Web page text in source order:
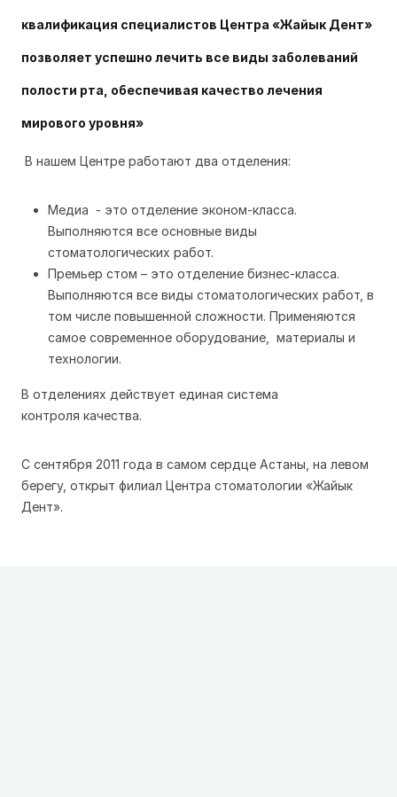
квалификация специалистов Центра «Жайык Дент»
позволяет успешно лечить все виды заболеваний
полости рта, обеспечивая качество лечения
мирового уровня»
В нашем Центре работают два отделения:
Медиа - это отделение эконом-класса.
Выполняются все основные виды
стоматологических работ.
Премьер стом – это отделение бизнес-класса.
Выполняются все виды стоматологических работ, в
том числе повышенной сложности. Применяются
самое современное оборудование, материалы и
технологии.
В отделениях действует единая система
контроля качества.
С сентября 2011 года в самом сердце Астаны, на левом
берегу, открыт филиал Центра стоматологии «Жайык
Дент».